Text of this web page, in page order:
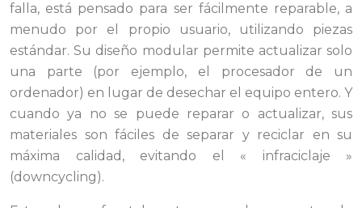
falla, está pensado para ser fácilmente reparable, a
menudo por el propio usuario, utilizando piezas
estándar. Su diseño modular permite actualizar solo
una parte (por ejemplo, el procesador de un
ordenador) en lugar de desechar el equipo entero. Y
cuando ya no se puede reparar o actualizar, sus
materiales son fáciles de separar y reciclar en su
máxima calidad, evitando el « infraciclaje »
(downcycling).